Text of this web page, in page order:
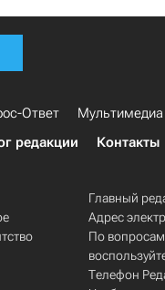
Ответ Мультимедиа
редакции Контакты
Главный
Адрес
По
Телефон